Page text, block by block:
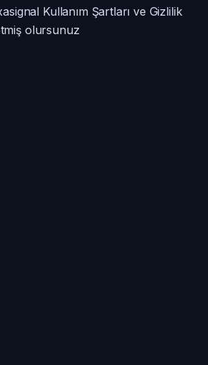
Kullanım Şartları ve Gizlilik
olursunuz